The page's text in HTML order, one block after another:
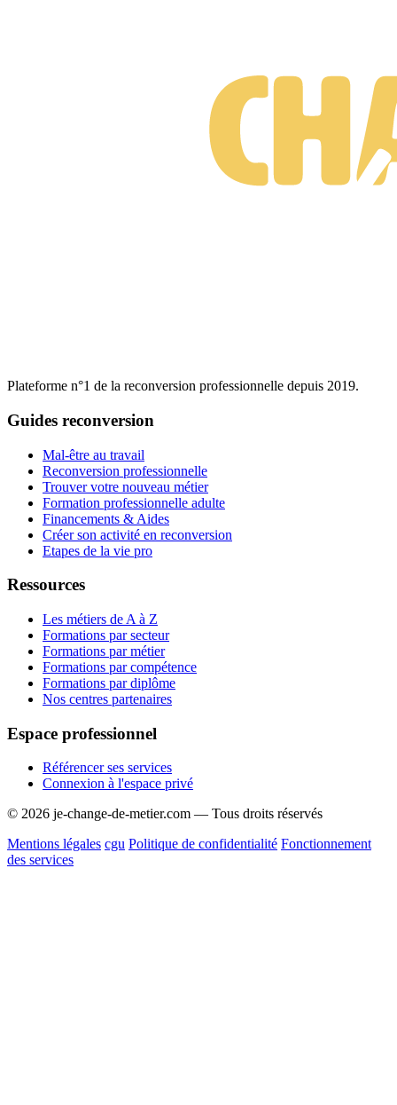
Plateforme n°1 de la reconversion professionnelle depuis 2019.
Guides reconversion
Mal-être au travail
Reconversion professionnelle
Trouver votre nouveau métier
Formation professionnelle adulte
Financements & Aides
Créer son activité en reconversion
Etapes de la vie pro
Ressources
Les métiers de A à Z
Formations par secteur
Formations par métier
Formations par compétence
Formations par diplôme
Nos centres partenaires
Espace professionnel
Référencer ses services
Connexion à l'espace privé
© 2026 je-change-de-metier.com — Tous droits réservés
Mentions légales cgu Politique de confidentialité Fonctionnement
des services